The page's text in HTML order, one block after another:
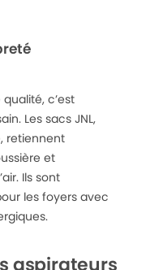
c’est
Les sacs JNL,
retiennent
et
Ils sont
les foyers avec
aspirateurs